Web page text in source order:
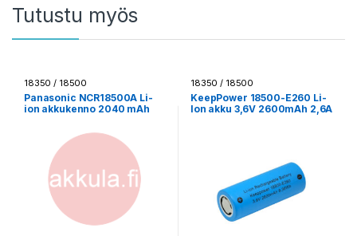
Tutustu myös
18350 / 18500
Panasonic NCR18500A Li-
ion akkukenno 2040 mAh
18350 / 18500
KeepPower 18500-E260 Li-
Ion akku 3,6V 2600mAh 2,6A